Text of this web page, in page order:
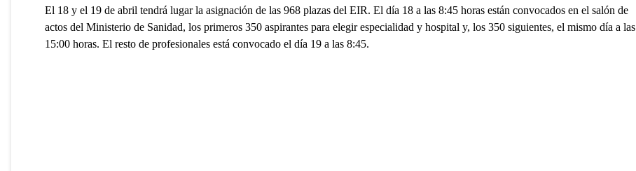
El 18 y el 19 de abril tendrá lugar la asignación de las 968 plazas del EIR. El día 18 a las 8:45 horas están convocados en el salón de
actos del Ministerio de Sanidad, los primeros 350 aspirantes para elegir especialidad y hospital y, los 350 siguientes, el mismo día a las
15:00 horas. El resto de profesionales está convocado el día 19 a las 8:45.